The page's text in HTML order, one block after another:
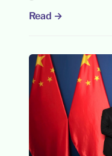
Read →